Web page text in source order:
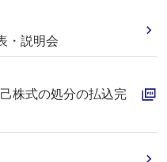
・説明会
株式の処分の払込完